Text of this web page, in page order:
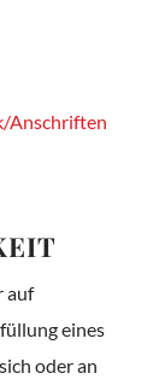
Anschriften
auf
eines
oder an